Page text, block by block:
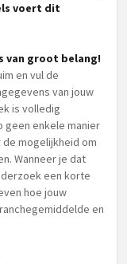
voert dit
van groot belang!
en vul de
van jouw
is volledig
geen enkele manier
mogelijkheid om
Wanneer je dat
een korte
hoe jouw
en